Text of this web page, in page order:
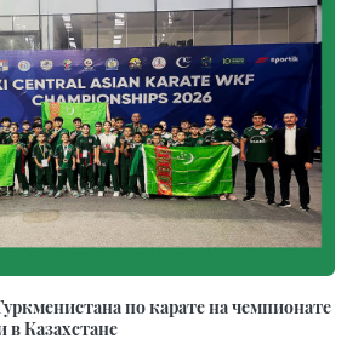
по карате на чемпионате
Казахстане